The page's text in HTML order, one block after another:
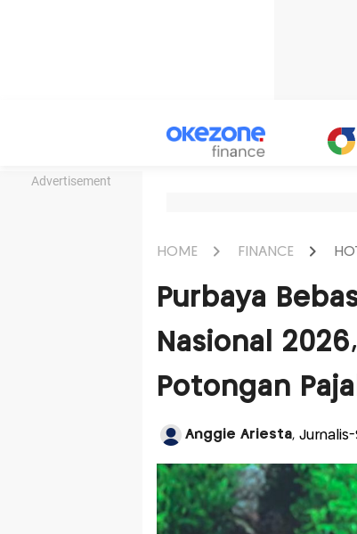
Advertisement
HOME FINANCE
Purbaya
Nasional
Potongan
Anggie Ariesta, Jurnalis-